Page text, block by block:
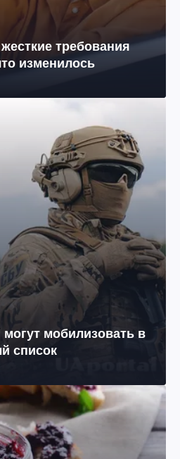
требования
изменилось
могут мобилизовать в
список